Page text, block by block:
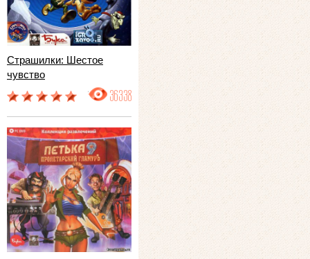
Страшилки: Шестое
чувство
36338